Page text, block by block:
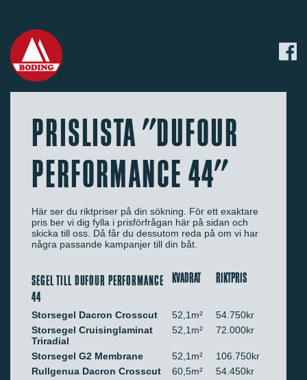
PRISLISTA "DUFOUR
PERFORMANCE 44"
Här ser du riktpriser på din sökning. För ett exaktare
pris ber vi dig fylla i prisförfrågan här på sidan och
skicka till oss. Då får du dessutom reda på om vi har
några passande kampanjer till din båt.
SEGEL TILL DUFOUR PERFORMANCE
44
KVADRAT RIKTPRIS
Storsegel Dacron Crosscut 52,1m²
54.750kr
Storsegel Cruisinglaminat
Triradial
52,1m² 72.000kr
Storsegel G2 Membrane 52,1m²
106.750kr
Rullgenua Dacron Crosscut
60,5m²
54.450kr